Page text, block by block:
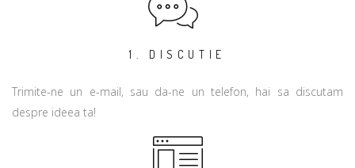
1. DISCUTIE
Trimite-ne un e-mail, sau da-ne un telefon, hai sa discutam
despre ideea ta!